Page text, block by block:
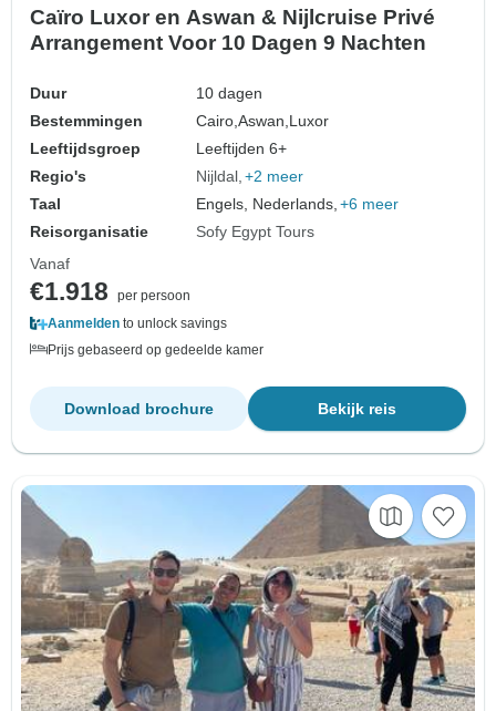
Caïro Luxor en Aswan & Nijlcruise Privé
Arrangement Voor 10 Dagen 9 Nachten
Duur
10 dagen
Bestemmingen
Cairo,Aswan, Luxor
Leeftijdsgroep
Leeftijden 6+
Regio's
Nijldal +2 meer
Taal
Engels, Nederlands, +6 meer
Reisorganisatie
Sofy Egypt Tours
Vanaf
€1.918
per persoon
Aanmelden to unlock savings
Prijs gebaseerd op gedeelde kamer
Bekijk reis
Download brochure